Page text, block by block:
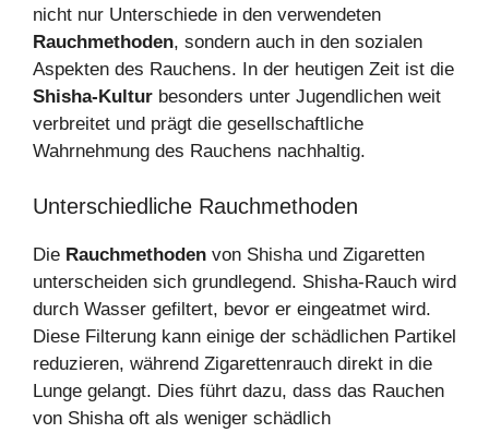
nicht nur Unterschiede in den verwendeten
Rauchmethoden, sondern auch in den sozialen
Aspekten des Rauchens. In der heutigen Zeit ist die
Shisha-Kultur besonders unter Jugendlichen weit
verbreitet und prägt die gesellschaftliche
Wahrnehmung des Rauchens nachhaltig.
Unterschiedliche Rauchmethoden
Die Rauchmethoden von Shisha und Zigaretten
unterscheiden sich grundlegend. Shisha-Rauch wird
durch Wasser gefiltert, bevor er eingeatmet wird.
Diese Filterung kann einige der schädlichen Partikel
reduzieren, während Zigarettenrauch direkt in die
Lunge gelangt. Dies führt dazu, dass das Rauchen
von Shisha oft als weniger schädlich